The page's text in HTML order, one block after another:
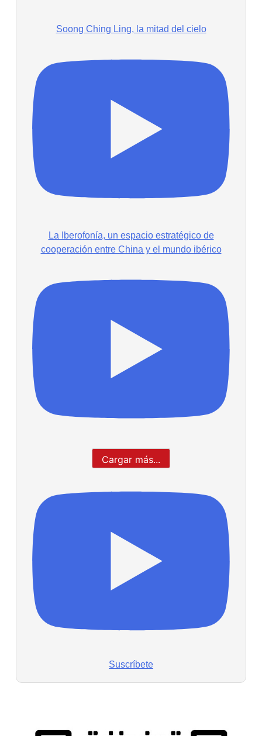
Soong Ching Ling, la mitad del cielo
La Iberofonía, un espacio estratégico de
cooperación entre China y el mundo ibérico
Cargar más...
Suscríbete